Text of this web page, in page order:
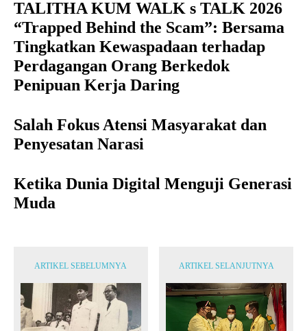
TALITHA KUM WALK s TALK 2026
“Trapped Behind the Scam”: Bersama
Tingkatkan Kewaspadaan terhadap
Perdagangan Orang Berkedok
Penipuan Kerja Daring
Salah Fokus Atensi Masyarakat dan
Penyesatan Narasi
Ketika Dunia Digital Menguji Generasi
Muda
ARTIKEL SEBELUMNYA ARTIKEL SELANJUTNYA